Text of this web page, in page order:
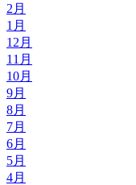
2月
1月
12月
11月
10月
9月
8月
7月
6月
5月
4月